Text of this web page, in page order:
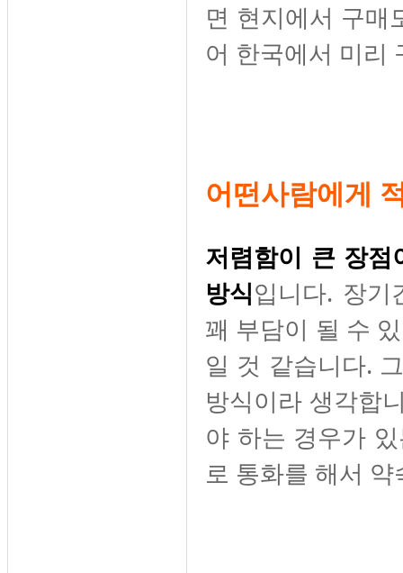
면 현지에서 구매
어 한국에서 미리
어떤사람에게
저렴함이 큰 장점
방식입니다. 장
꽤 부담이 될 수
일 것 같습니다.
방식이라 생각합
야 하는 경우가
로 통화를 해서